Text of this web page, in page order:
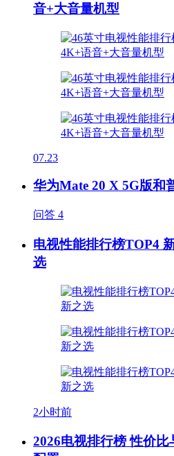
音+大音量机型
07.23
华为Mate 20 X 5G版和
问答 4
电视性能排行榜TOP4
选
2小时前
2026电视排行榜 性价